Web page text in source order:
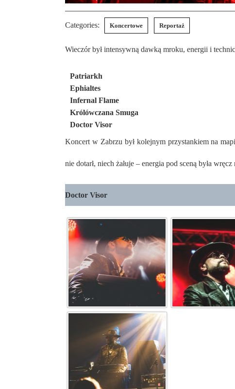
Categories: Koncertowe Reportaż
Wieczór był intensywną dawką mroku, energii i
Patriarkh
Ephialtes
Infernal Flame
Królówczana Smuga
Doctor Visor
Koncert w Zabrzu był kolejnym przystankiem na
nie dotarł, niech żałuje – energia pod sceną była
Doctor Visor